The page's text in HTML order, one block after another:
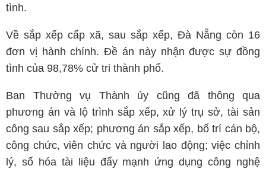
tình.
Về sắp xếp cấp xã, sau sắp xếp, Đà Nẵng còn 16
đơn vị hành chính. Đề án này nhận được sự đồng
tình của 98,78% cử tri thành phố.
Ban Thường vụ Thành ủy cũng đã thông qua
phương án và lộ trình sắp xếp, xử lý trụ sở, tài sản
công sau sắp xếp; phương án sắp xếp, bố trí cán bộ,
công chức, viên chức và người lao động; việc chỉnh
lý, số hóa tài liệu đẩy mạnh ứng dụng công nghệ